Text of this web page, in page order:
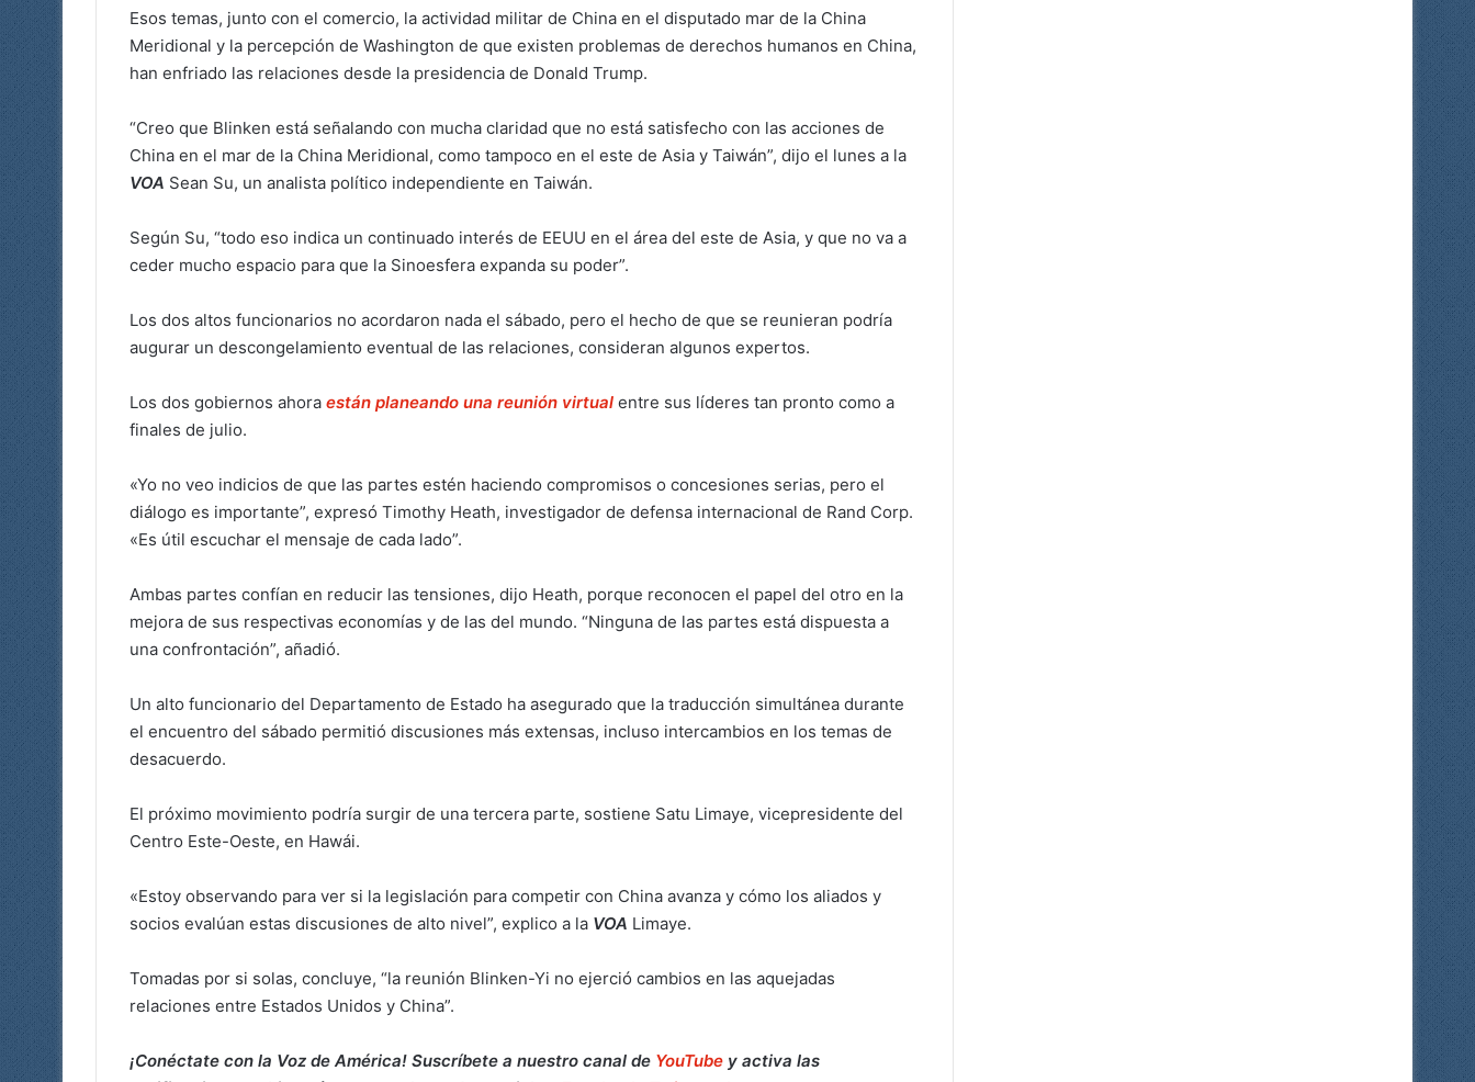
Esos temas, junto con el comercio, la actividad militar de China en el disputado mar de la China
Meridional y la percepción de Washington de que existen problemas de derechos humanos en China,
han enfriado las relaciones desde la presidencia de Donald Trump.
“Creo que Blinken está señalando con mucha claridad que no está satisfecho con las acciones de
China en el mar de la China Meridional, como tampoco en el este de Asia y Taiwán”, dijo el lunes a la
VOA Sean Su, un analista político independiente en Taiwán.
Según Su, “todo eso indica un continuado interés de EEUU en el área del este de Asia, y que no va a
ceder mucho espacio para que la Sinoesfera expanda su poder”.
Los dos altos funcionarios no acordaron nada el sábado, pero el hecho de que se reunieran podría
augurar un descongelamiento eventual de las relaciones, consideran algunos expertos.
Los dos gobiernos ahora están planeando una reunión virtual entre sus líderes tan pronto como a
finales de julio.
«Yo no veo indicios de que las partes estén haciendo compromisos o concesiones serias, pero el
diálogo es importante”, expresó Timothy Heath, investigador de defensa internacional de Rand Corp.
«Es útil escuchar el mensaje de cada lado”.
Ambas partes confían en reducir las tensiones, dijo Heath, porque reconocen el papel del otro en la
mejora de sus respectivas economías y de las del mundo. “Ninguna de las partes está dispuesta a
una confrontación”, añadió.
Un alto funcionario del Departamento de Estado ha asegurado que la traducción simultánea durante
el encuentro del sábado permitió discusiones más extensas, incluso intercambios en los temas de
desacuerdo.
El próximo movimiento podría surgir de una tercera parte, sostiene Satu Limaye, vicepresidente del
Centro Este-Oeste, en Hawái.
«Estoy observando para ver si la legislación para competir con China avanza y cómo los aliados y
socios evalúan estas discusiones de alto nivel”, explico a la VOA Limaye.
Tomadas por si solas, concluye, “la reunión Blinken-Yi no ejerció cambios en las aquejadas
relaciones entre Estados Unidos y China”.
¡Conéctate con la Voz de América! Suscríbete a nuestro canal de YouTube y activa las
Retiran del mercado fórmula para